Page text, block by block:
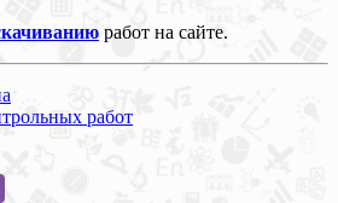
работ на сайте.
работ